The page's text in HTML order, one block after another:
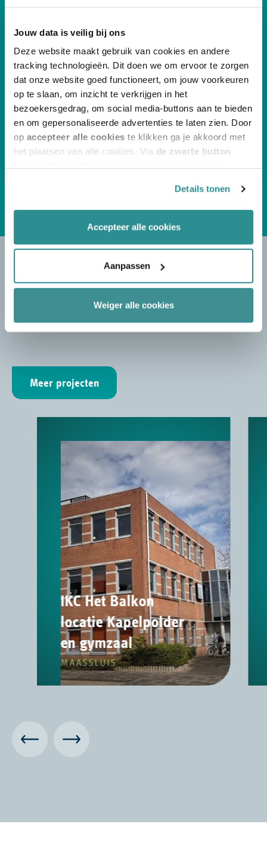
Jouw data is veilig bij ons
Deze website maakt gebruik van cookies en andere
tracking technologieën. Dit doen we om ervoor te zorgen
dat onze website goed functioneert, om jouw voorkeuren
op te slaan, om inzicht te verkrijgen in het
bezoekersgedrag, om social media-buttons aan te bieden
en om gepersonaliseerde advertenties te laten zien. Door
op accepteer alle cookies te klikken ga je akkoord met
het plaatsen van alle cookies. Via de zwarte button
afhankelijke cookies beheren en/of wijzigen. Lees ook
onscookiestatementvoor meer informatie.
Details tonen
Accepteer alle cookies
Aanpassen
Weiger alle cookies
René Lolkema
+31 (0)6 22 43 19 67
rene.lolkema@hevo.nl
Bel me terug
PROJECTEN
Meer projecten
IKC Het Balkon
locatie Kapelpolder
en gymzaal
MAASSLUIS